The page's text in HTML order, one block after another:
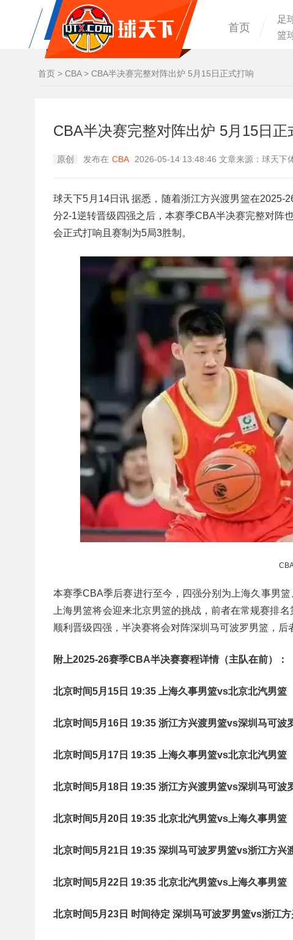
首页
足
篮
首页 > CBA> CBA半决赛完整对阵出炉 5月15日正式打响
CBA半决赛完整对阵出炉 5月15日正
原创 发布在 CBA 2026-05-14 13:48:46 文章来源：球天下
球天下5月14日讯 据悉，随着浙江方兴渡男篮在2025-
分2-1逆转晋级四强之后，本赛季CBA半决赛完整对阵
会正式打响且赛制为5局3胜制。
本赛季CBA季后赛进行至今，四强分别为上海久事男
上海男篮将会迎来北京男篮的挑战，前者在常规赛排
顺利晋级四强，半决赛将会对阵深圳马可波罗男篮，后
附上2025-26赛季CBA半决赛赛程详情（主队在前）：
北京时间5月15日 19:35 上海久事男篮vs北京北汽男篮
北京时间5月16日 19:35 浙江方兴渡男篮vs深圳马可波
北京时间5月17日 19:35 上海久事男篮vs北京北汽男篮
北京时间5月18日 19:35 浙江方兴渡男篮vs深圳马可波
北京时间5月20日 19:35 北京北汽男篮vs上海久事男篮
北京时间5月21日 19:35 深圳马可波罗男篮vs浙江方兴
北京时间5月22日 19:35 北京北汽男篮vs上海久事男篮
北京时间5月23日 时间待定 深圳马可波罗男篮vs浙江